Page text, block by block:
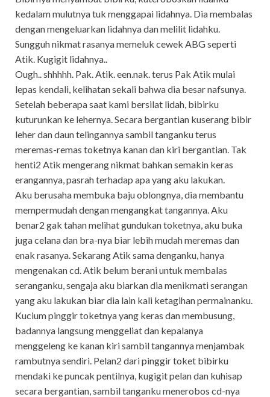
kedalam mulutnya tuk menggapai lidahnya. Dia membalas
dengan mengeluarkan lidahnya dan melilit lidahku.
Sungguh nikmat rasanya memeluk cewek ABG seperti
Atik. Kugigit lidahnya..
Ough.. shhhhh. Pak. Atik. een.nak. terus Pak Atik mulai
lepas kendali, kelihatan sekali bahwa dia besar nafsunya.
Setelah beberapa saat kami bersilat lidah, bibirku
kuturunkan ke lehernya. Secara bergantian kuserang bibir
leher dan daun telingannya sambil tanganku terus
meremas-remas toketnya kanan dan kiri bergantian. Tak
henti2 Atik mengerang nikmat bahkan semakin keras
erangannya, pasrah terhadap apa yang aku lakukan.
Aku berusaha membuka baju oblongnya, dia membantu
mempermudah dengan mengangkat tangannya. Aku
benar2 gak tahan melihat gundukan toketnya, aku buka
juga celana dan bra-nya biar lebih mudah meremas dan
enak rasanya. Sekarang Atik sama denganku, hanya
mengenakan cd. Atik belum berani untuk membalas
seranganku, sengaja aku biarkan dia menikmati serangan
yang aku lakukan biar dia lain kali ketagihan permainanku.
Kucium pinggir toketnya yang keras dan membusung,
badannya langsung menggeliat dan kepalanya
menggeleng ke kanan kiri sambil tangannya menjambak
rambutnya sendiri. Pelan2 dari pinggir toket bibirku
mendaki ke puncak pentilnya, kugigit pelan dan kuhisap
secara bergantian, sambil tanganku menerobos cd-nya